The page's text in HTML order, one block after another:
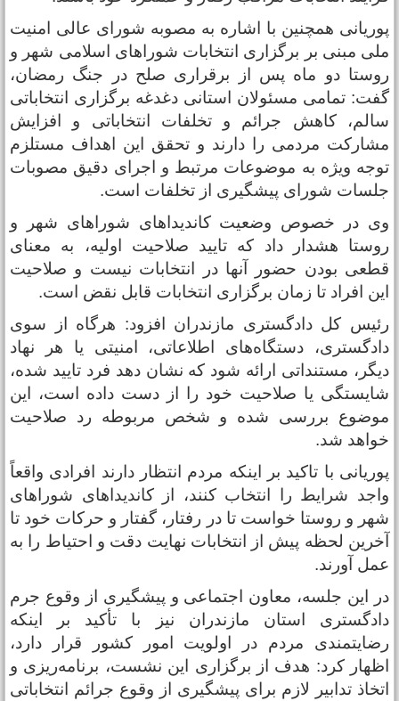
همچنین با اشاره به مصوبه شورای عالی امنیت
مبنی بر برگزاری انتخابات شوراهای اسلامی شهر و
دو ماه پس از برقراری صلح در جنگ رمضان،
تمامی مسئولان استانی دغدغه برگزاری انتخاباتی
کاهش جرائم و تخلفات انتخاباتی و افزایش
مردمی را دارند و تحقق این اهداف مستلزم
ویژه به موضوعات مرتبط و اجرای دقیق مصوبات
شورای پیشگیری از تخلفات است.
در خصوص وضعیت کاندیدا‌های شورا‌های شهر و
هشدار داد که تایید صلاحیت اولیه، به معنای
بودن حضور آنها در انتخابات نیست و صلاحیت
افراد تا زمان برگزاری انتخابات قابل نقض است.
کل دادگستری مازندران افزود: هرگاه از سوی
دستگاه‌های اطلاعاتی، امنیتی یا هر نهاد
مستنداتی ارائه شود که نشان دهد فرد تایید شده،
یا صلاحیت خود را از دست داده است، این
بررسی شده و شخص مربوطه رد صلاحیت
شد.
با تاکید بر اینکه مردم انتظار دارند افرادی واقعاً
شرایط را انتخاب کنند، از کاندیدا‌های شورا‌های
و روستا خواست تا در رفتار، گفتار و حرکات خود تا
لحظه پیش از انتخابات نهایت دقت و احتیاط را به
آورند.
این جلسه، معاون اجتماعی و پیشگیری از وقوع جرم
استان مازندران نیز با تأکید بر اینکه
مردم در اولویت امور کشور قرار دارد،
کرد: هدف از برگزاری این نشست، برنامه‌ریزی و
تدابیر لازم برای پیشگیری از وقوع جرائم انتخاباتی